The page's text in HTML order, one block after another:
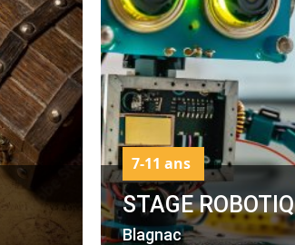
STAGE
Blagnac
7-11 ans